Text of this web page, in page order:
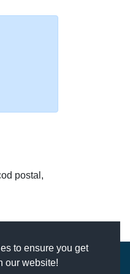
to ensure you get
our website!
postal,